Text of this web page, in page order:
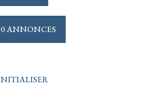
0ANNONCES